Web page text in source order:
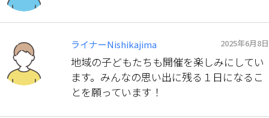
ライナーNishikajima 2025年6月8日
地域の子どもたちも開催を楽しみにしてい
ます。みんなの思い出に残る１日になるこ
とを願っています！